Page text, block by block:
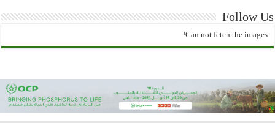
Follow Us
Can not fetch the images!